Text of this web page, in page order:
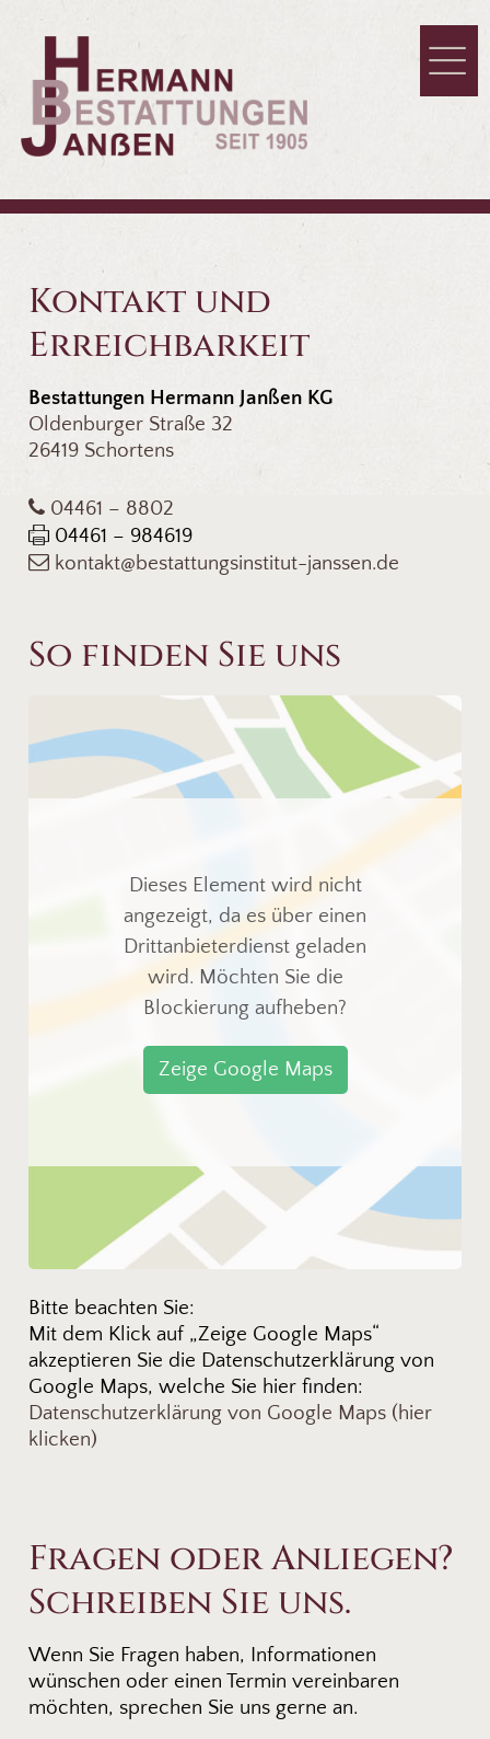
Kontakt und
Erreichbarkeit
Bestattungen Hermann Janßen KG
Oldenburger Straße 32
26419 Schortens
04461 – 8802
04461 – 984619
kontakt@bestattungsinstitut-janssen.de
So finden Sie uns
Dieses Element wird nicht
angezeigt, da es über einen
Drittanbieterdienst geladen
wird. Möchten Sie die
Blockierung aufheben?
Zeige Google Maps
Bitte beachten Sie:
Mit dem Klick auf „Zeige Google Maps“
akzeptieren Sie die Datenschutzerklärung von
Google Maps, welche Sie hier finden:
Datenschutzerklärung von Google Maps (hier
klicken)
Fragen oder Anliegen?
Schreiben Sie uns.
Wenn Sie Fragen haben, Informationen
wünschen oder einen Termin vereinbaren
möchten, sprechen Sie uns gerne an.